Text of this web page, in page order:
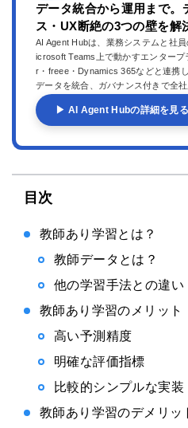
データ統合から運用まで。
ス・UX断絶の3つの壁を解
AI Agent Hubは、業務システムと社
icrosoft Teams上で動かすエンター
r・freee・Dynamics 365などと連携
データを統合、ガバナンス付きで全社
▶ AI Agent Hubの詳細を見る
目次
教師あり学習とは？
教師データとは？
他の学習手法との違い
教師あり学習のメリット
高い予測精度
明確な評価指標
比較的シンプルな実装
教師あり学習のデメリッ